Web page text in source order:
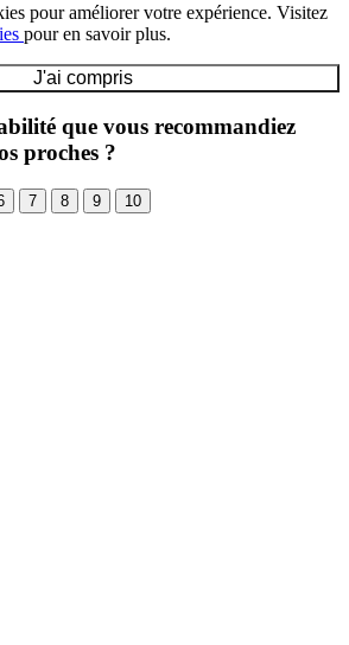
pour améliorer votre expérience. Visitez
pour en savoir plus.
J'ai compris
que vous recommandiez
proches ?
7 8 9 10